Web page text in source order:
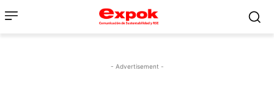
- Advertisement -